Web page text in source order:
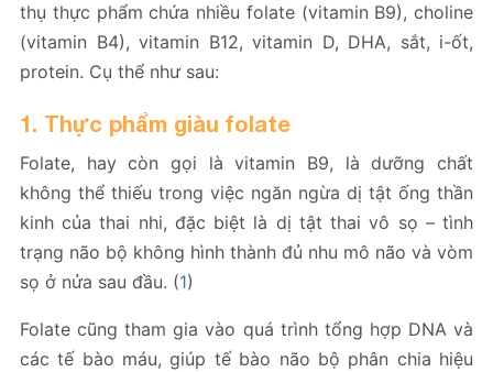
thụ thực phẩm chứa nhiều folate (vitamin B9), choline
(vitamin B4), vitamin B12, vitamin D, DHA, sắt, i-ốt,
protein. Cụ thể như sau:
1. Thực phẩm giàu folate
Folate, hay còn gọi là vitamin B9, là dưỡng chất
không thể thiếu trong việc ngăn ngừa dị tật ống thần
kinh của thai nhi, đặc biệt là dị tật thai vô sọ – tình
trạng não bộ không hình thành đủ nhu mô não và vòm
sọ ở nửa sau đầu. (1)
Folate cũng tham gia vào quá trình tổng hợp DNA và
các tế bào máu, giúp tế bào não bộ phân chia hiệu